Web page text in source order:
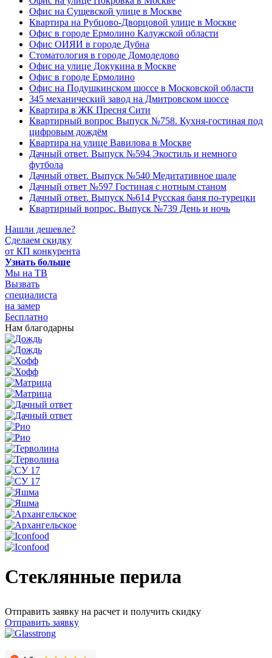
Офис на Сущевской улице в Москве
Квартира на Рубцово-Дворцовой улице в Москве
Офис в городе Ермолино Калужской области
Офис ОИЯИ в городе Дубна
Стоматология в городе Домодедово
Офис на улице Докукина в Москве
Офис в городе Ермолино
Офис на Подушкинском шоссе в Московской области
345 механический завод на Дмитровском шоссе
Квартира в ЖК Пресня Сити
Квартирный вопрос Выпуск №758. Кухня-гостиная под
цифровым дождём
Квартира на улице Вавилова в Москве
Дачный ответ. Выпуск №594 Экостиль и немного
футбола
Дачный ответ. Выпуск №540 Медитативное шале
Дачный ответ №597 Гостиная с нотным станом
Дачный ответ. Выпуск №614 Русская баня по-турецки
Квартирный вопрос. Выпуск №739 День и ночь
Нашли дешевле?
Сделаем скидку
от КП конкурента
Узнать больше
Мы на ТВ
Вызвать
специалиста
на замер
Бесплатно
Нам благодарны
Стеклянные перила
Отправить заявку на расчет и получить скидку
Отправить заявку